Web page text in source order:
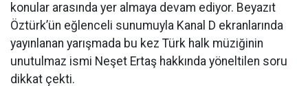
konular arasında yer almaya devam ediyor. Beyazıt
Öztürk’ün eğlenceli sunumuyla Kanal D ekranlarında
yayınlanan yarışmada bu kez Türk halk müziğinin
unutulmaz ismi Neşet Ertaş hakkında yöneltilen soru
dikkat çekti.